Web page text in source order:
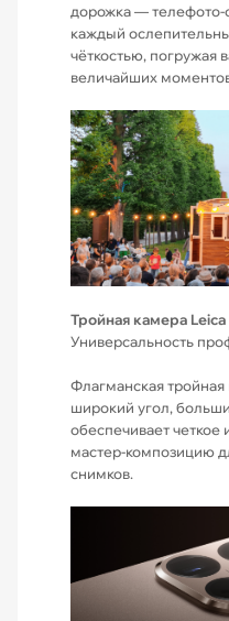
дорожка — телефото-
каждый
чёткостью, погружая
величайших
Тройная камера Leica
Универсальность
Флагманская
широкий угол,
обеспечивает четкое
мастер-композицию
снимков.